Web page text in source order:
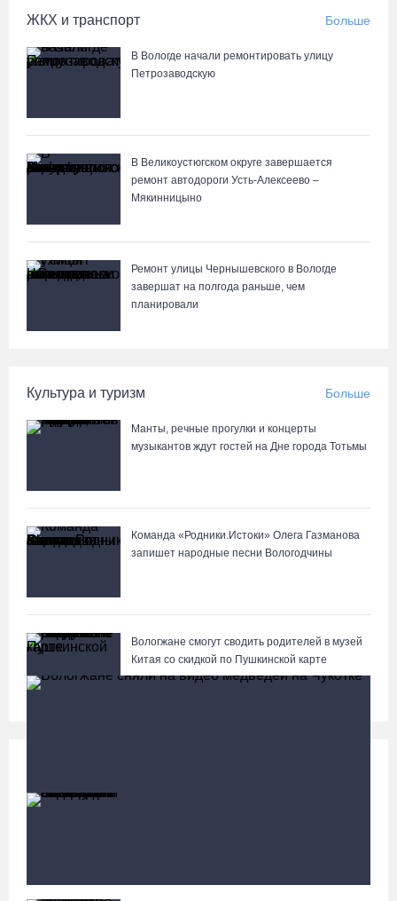
ЖКХ и транспорт Больше
В Вологде начали ремонтировать улицу
Петрозаводскую
В Великоустюгском округе завершается
ремонт автодороги Усть-Алексеево –
Мякинницыно
Ремонт улицы Чернышевского в Вологде
завершат на полгода раньше, чем
планировали
Культура и туризм Больше
Манты, речные прогулки и концерты
музыкантов ждут гостей на Дне города Тотьмы
Команда «Родники.Истоки» Олега Газманова
запишет народные песни Вологодчины
Вологжане смогут сводить родителей в музей
Китая со скидкой по Пушкинской карте